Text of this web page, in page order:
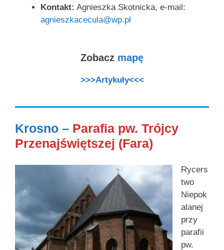
Kontakt: Agnieszka Skotnicka, e-mail:
agnieszkacecula@wp.pl
Zobacz mapę
>>>Artykuły<<<
Krosno – Parafia pw. Trójcy
Przenajświętszej (Fara)
Rycers
two
Niepok
alanej
przy
parafii
pw.